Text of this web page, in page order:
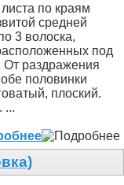
по краям
средней
3 волоска,
под
От раздражения
половинки
плоский.
...